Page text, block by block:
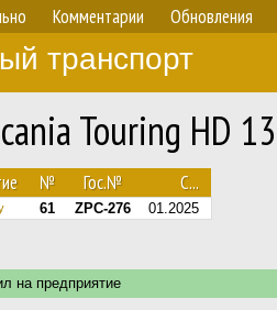
Комментарии Обновления
транспорт
Touring HD
№ Гос.№ С...
61 ZPC-276 01.2025
на предприятие